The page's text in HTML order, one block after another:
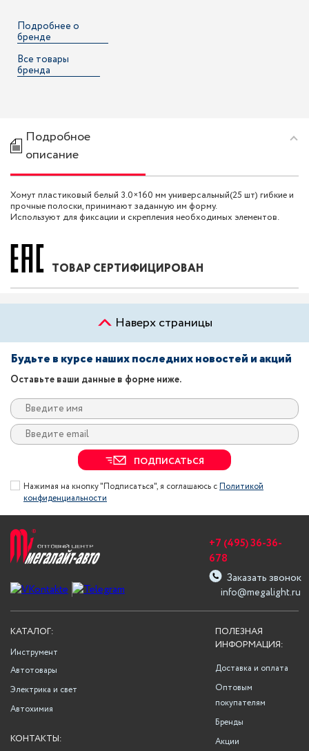
Подробнее о
бренде
Все товары
бренда
Подробное
описание
Хомут пластиковый белый 3.0×160 мм универсальный(25 шт) гибкие и
прочные полоски, принимают заданную им форму.
Используют для фиксации и скрепления необходимых элементов.
ТОВАР СЕРТИФИЦИРОВАН
Наверх страницы
Будьте в курсе наших последних новостей и акций
Оставьте ваши данные в форме ниже.
ПОДПИСАТЬСЯ
Нажимая на кнопку "Подписаться", я соглашаюсь сПолитикой
конфиденциальности
info@megalight.ru
+7 (495) 36-36-
678
Заказать звонок
ПОЛЕЗНАЯ
ИНФОРМАЦИЯ:
Доставка и оплата
Оптовым
покупателям
Бренды
Акции
КАТАЛОГ:
Инструмент
Автотовары
Электрика и свет
Автохимия
КОНТАКТЫ: